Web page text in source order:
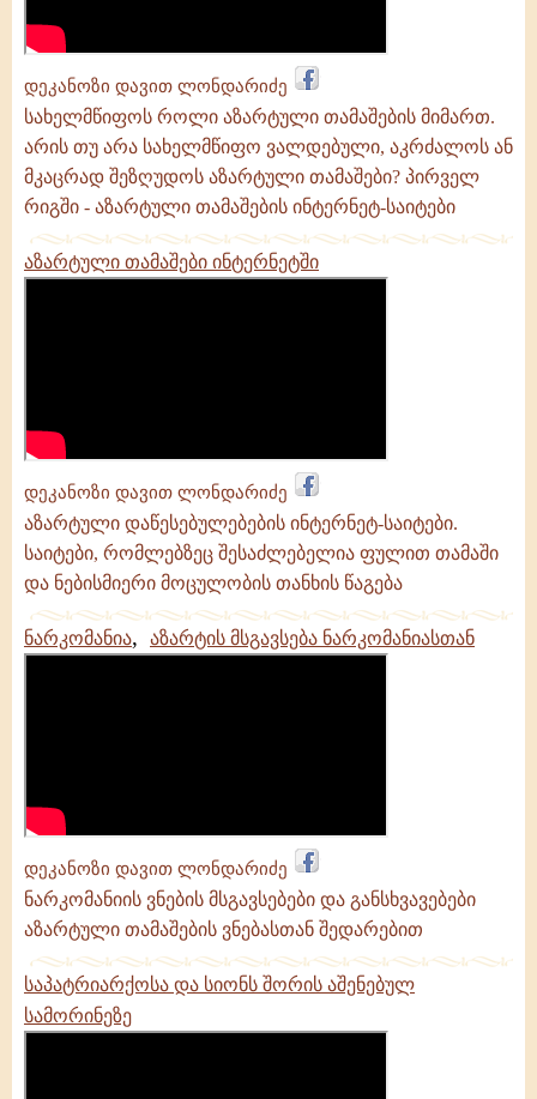
დეკანოზი დავით ლონდარიძე
სახელმწიფოს როლი აზარტული თამაშების მიმართ.
არის თუ არა სახელმწიფო ვალდებული, აკრძალოს ან
მკაცრად შეზღუდოს აზარტული თამაშები? პირველ
რიგში - აზარტული თამაშების ინტერნეტ-საიტები
აზარტული თამაშები ინტერნეტში
დეკანოზი დავით ლონდარიძე
აზარტული დაწესებულებების ინტერნეტ-საიტები.
საიტები, რომლებზეც შესაძლებელია ფულით თამაში
და ნებისმიერი მოცულობის თანხის წაგება
ნარკომანია, აზარტის მსგავსება ნარკომანიასთან
დეკანოზი დავით ლონდარიძე
ნარკომანიის ვნების მსგავსებები და განსხვავებები
აზარტული თამაშების ვნებასთან შედარებით
საპატრიარქოსა და სიონს შორის აშენებულ
სამორინეზე